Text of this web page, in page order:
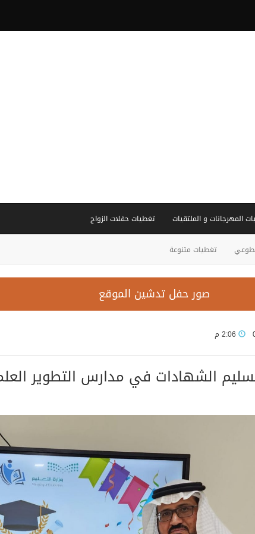
المهرجانات و الملتقيات تغطيات حفلات الزواج
تغطيات متنوعة
صور حفل تدشين الموقع
الشهادات في مدارس التطوير العلمي